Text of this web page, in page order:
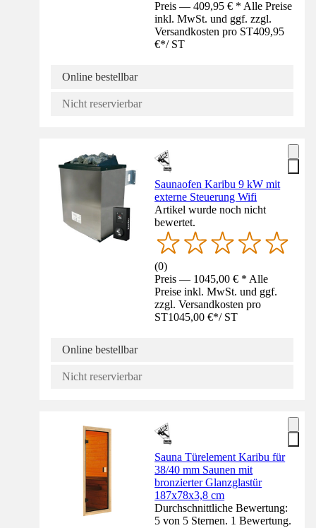
Preis — 409,95 € * Alle Preise
inkl. MwSt. und ggf. zzgl.
Versandkosten pro ST409,95
€*/ ST
Online bestellbar
Nicht reservierbar
Saunaofen Karibu 9 kW mit
externe Steuerung Wifi
Artikel wurde noch nicht
bewertet.
(0)
Preis — 1045,00 € * Alle
Preise inkl. MwSt. und ggf.
zzgl. Versandkosten pro
ST1045,00 €*/ ST
Online bestellbar
Nicht reservierbar
Sauna Türelement Karibu für
38/40 mm Saunen mit
bronzierter Glanzglastür
187x78x3,8 cm
Durchschnittliche Bewertung:
5 von 5 Sternen. 1 Bewertung.